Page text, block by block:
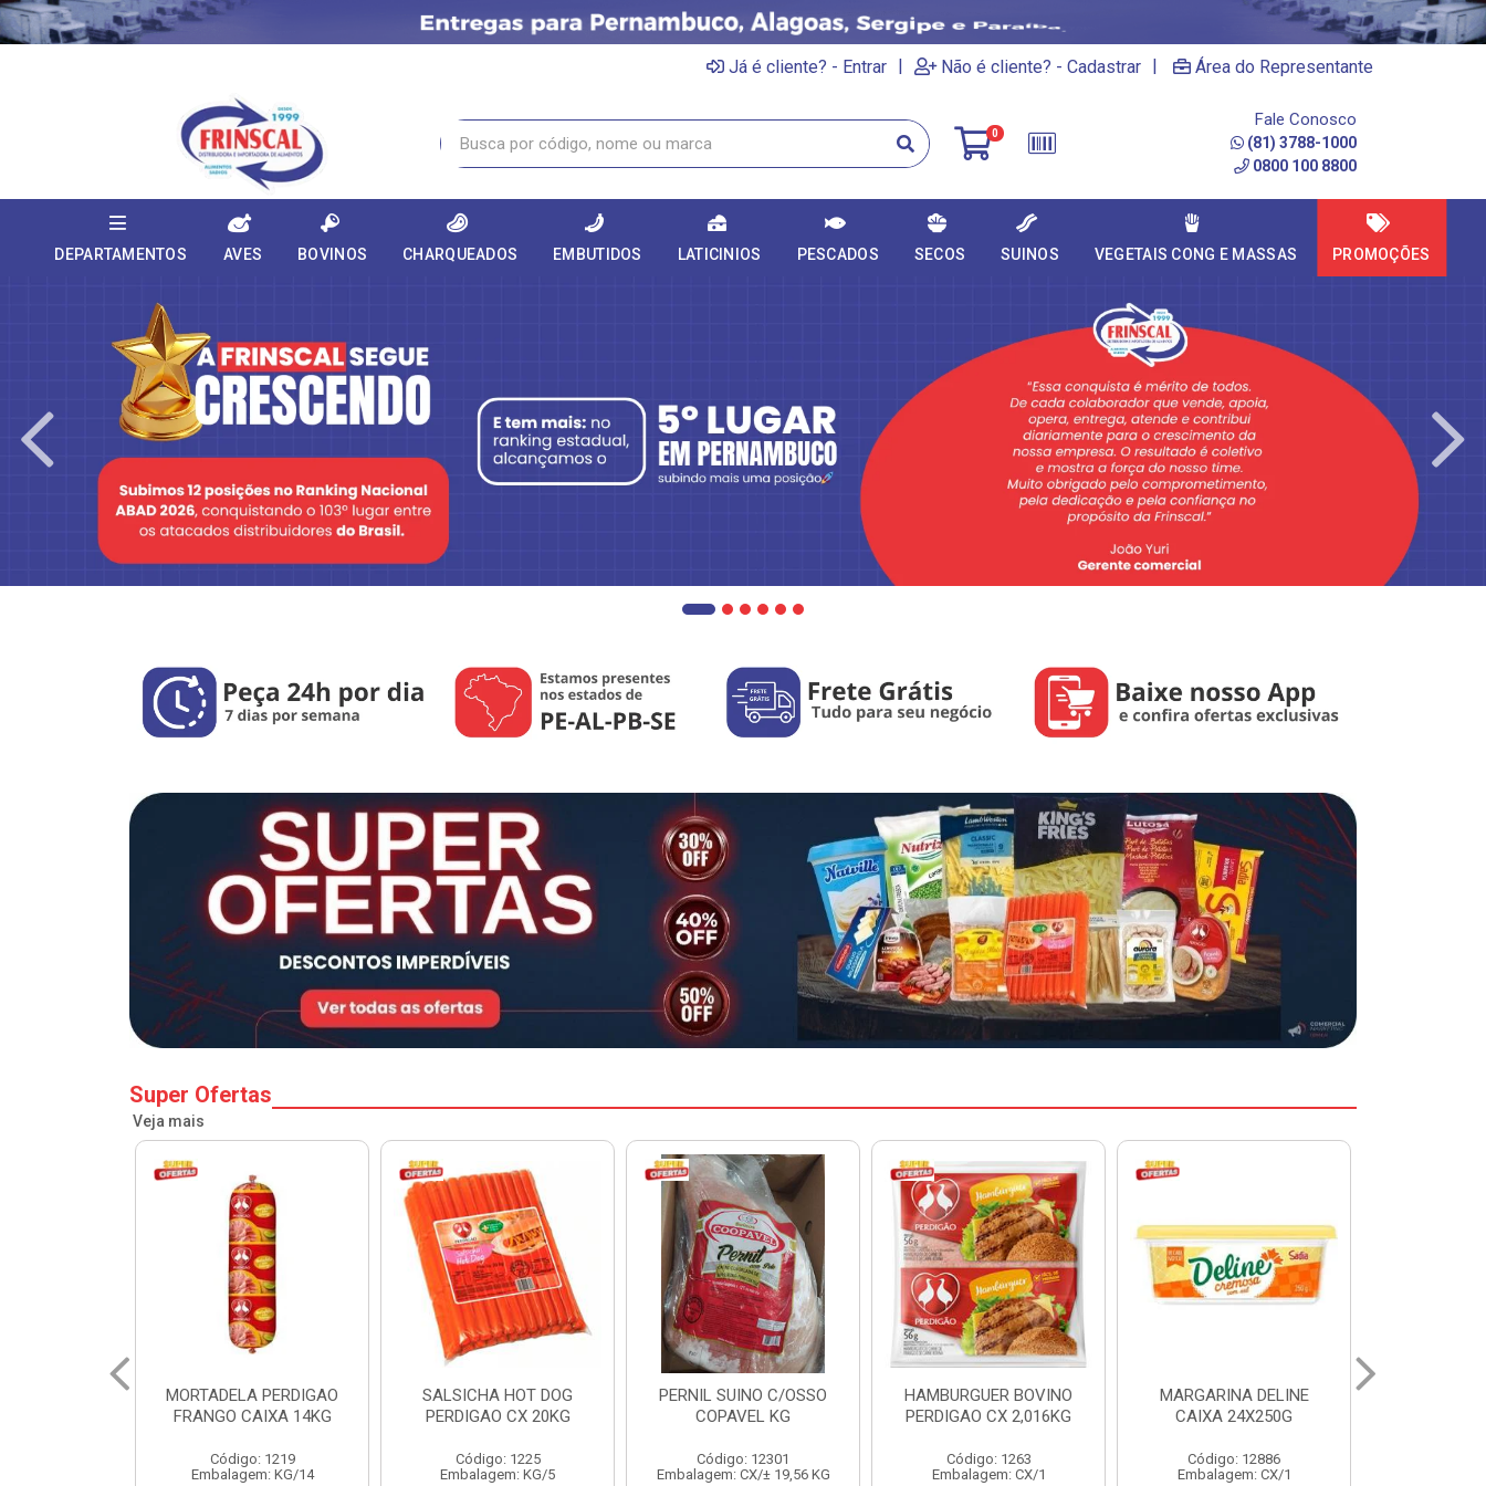
Já é cliente? - Entrar | Não é cliente? - Cadastrar | Área do Representante
0
Fale Conosco
(81) 3788-1000
0800 100 8800
DEPARTAMENTOS AVES BOVINOS CHARQUEADOS EMBUTIDOS LATICINIOS PESCADOS SECOS SUINOS VEGETAIS CONG E MASSAS PROMOÇÕES
Super Ofertas
Veja mais
SALSICHA HOT DOG
PERDIGAO CX 20KG
Código: 1225
Embalagem: KG/5
PERNIL SUINO C/OSSO
COPAVEL KG
Código: 12301
Embalagem: CX/± 19,56 KG
HAMBURGUER BOVINO
PERDIGAO CX 2,016KG
Código: 1263
Embalagem: CX/1
MARGARINA DELINE
CAIXA 24X250G
Código: 12886
Embalagem: CX/1
MARGARINA DELINE
CAIXA 12X500G
Código: 12887
Embalagem: CX/1